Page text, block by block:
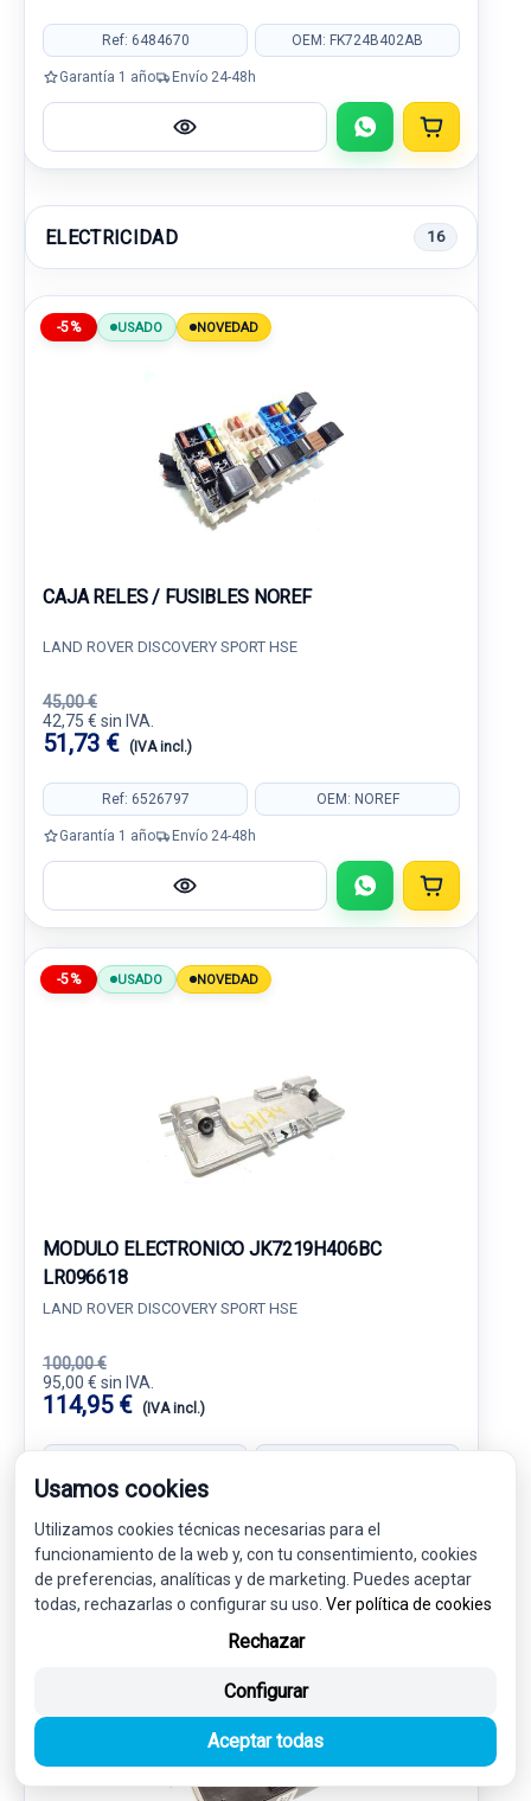
Ref: 6484670 OEM: FK724B402AB
Garantía 1 año Envío 24-48h
ELECTRICIDAD 16
-5% USADO NOVEDAD
CAJA RELES / FUSIBLES NOREF
LAND ROVER DISCOVERY SPORT HSE
45,00 €
42,75 € sin IVA.
51,73 € (IVA incl.)
Ref: 6526797 OEM: NOREF
Garantía 1 año Envío 24-48h
-5% USADO NOVEDAD
MODULO ELECTRONICO JK7219H406BC
LR096618
LAND ROVER DISCOVERY SPORT HSE
100,00 €
95,00 € sin IVA.
114,95 € (IVA incl.)
Garantía 1 año Envío 24-48h
NOVEDAD
Usamos cookies
Utilizamos cookies técnicas necesarias para el
funcionamiento de la web y, con tu consentimiento, cookies
de preferencias, analíticas y de marketing. Puedes aceptar
todas, rechazarlas o configurar su uso. Ver política de cookies
Rechazar
Configurar
Aceptar todas